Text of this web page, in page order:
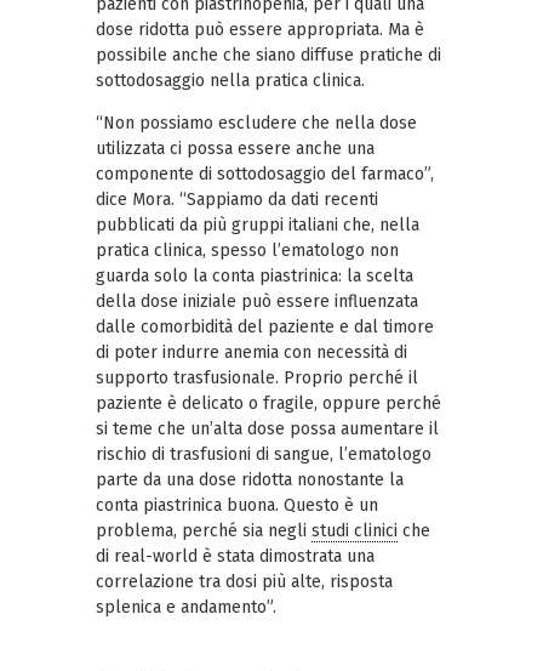
dose ridotta può essere appropriata. Ma è
possibile anche che siano diffuse pratiche di
sottodosaggio nella pratica clinica.
“Non possiamo escludere che nella dose
utilizzata ci possa essere anche una
componente di sottodosaggio del farmaco”,
dice Mora. “Sappiamo da dati recenti
pubblicati da più gruppi italiani che, nella
pratica clinica, spesso l’ematologo non
guarda solo la conta piastrinica: la scelta
della dose iniziale può essere influenzata
dalle comorbidità del paziente e dal timore
di poter indurre anemia con necessità di
supporto trasfusionale. Proprio perché il
paziente è delicato o fragile, oppure perché
si teme che un’alta dose possa aumentare il
rischio di trasfusioni di sangue, l’ematologo
parte da una dose ridotta nonostante la
conta piastrinica buona. Questo è un
problema, perché sia negli studi clinici che
di real-world è stata dimostrata una
correlazione tra dosi più alte, risposta
splenica e andamento”.